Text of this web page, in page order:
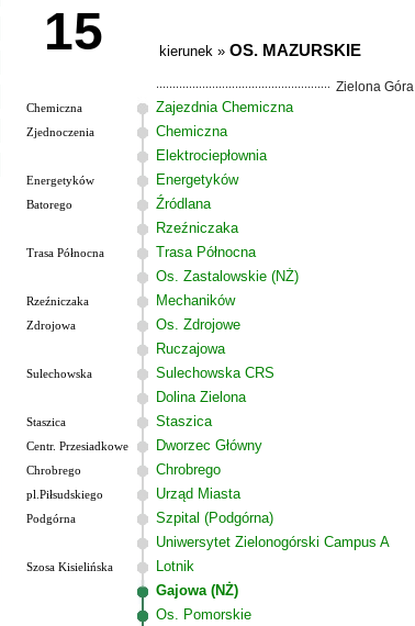
15 kierunek » OS. MAZURSKIE
Zielona Góra
Chemiczna Zajezdnia Chemiczna
Zjednoczenia Chemiczna
Elektrociepłownia
Energetyków Energetyków
Batorego Źródlana
Rzeźniczaka
Trasa Północna Trasa Północna
Os. Zastalowskie (NŻ)
Rzeźniczaka Mechaników
Zdrojowa Os. Zdrojowe
Ruczajowa
Sulechowska Sulechowska CRS
Dolina Zielona
Staszica Staszica
Centr. Przesiadkowe Dworzec Główny
Chrobrego Chrobrego
pl.Piłsudskiego Urząd Miasta
Podgórna Szpital (Podgórna)
Uniwersytet Zielonogórski Campus A
Szosa Kisielińska Lotnik
Gajowa (NŻ)
Os. Pomorskie